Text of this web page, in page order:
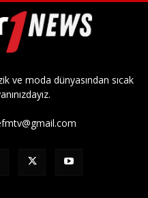
ve moda dünyasından sıcak